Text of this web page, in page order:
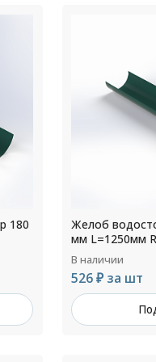
180
Желоб
мм L=1250мм
В наличии
526 ₽ за шт